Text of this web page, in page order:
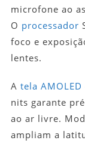
microfone ao
O processador
foco e
lentes.
A tela AMOLED
nits garante
ao ar livre.
ampliam a